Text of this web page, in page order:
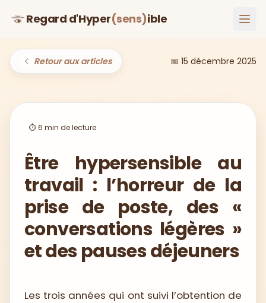
Regard d'Hyper(sens)ible
Retour aux articles 📅 15 décembre 2025
⏱️ 6 min de lecture
Être hypersensible au
travail : l’horreur de la
prise de poste, des «
conversations légères »
et des pauses déjeuners
Les trois années qui ont suivi l’obtention de